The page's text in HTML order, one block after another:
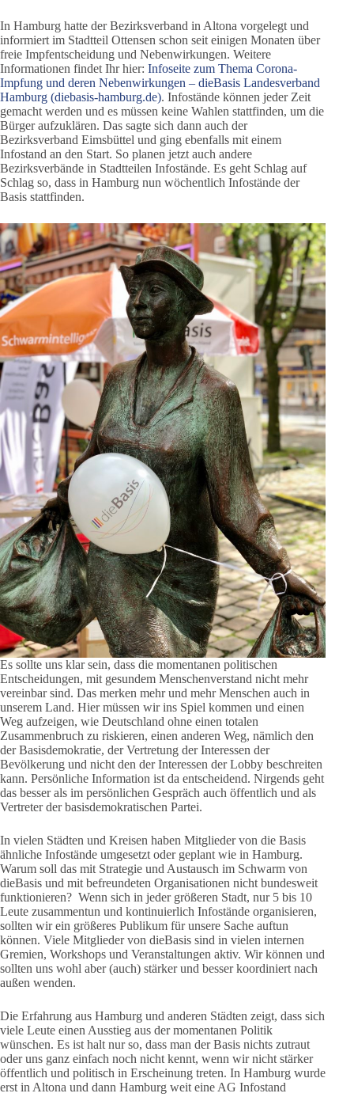
In Hamburg hatte der Bezirksverband in Altona vorgelegt und
informiert im Stadtteil Ottensen schon seit einigen Monaten über
freie Impfentscheidung und Nebenwirkungen. Weitere
Informationen findet Ihr hier: Infoseite zum Thema Corona-
Impfung und deren Nebenwirkungen – dieBasis Landesverband
Hamburg (diebasis-hamburg.de). Infostände können jeder Zeit
gemacht werden und es müssen keine Wahlen stattfinden, um die
Bürger aufzuklären. Das sagte sich dann auch der
Bezirksverband Eimsbüttel und ging ebenfalls mit einem
Infostand an den Start. So planen jetzt auch andere
Bezirksverbände in Stadtteilen Infostände. Es geht Schlag auf
Schlag so, dass in Hamburg nun wöchentlich Infostände der
Basis stattfinden.
Es sollte uns klar sein, dass die momentanen politischen
Entscheidungen, mit gesundem Menschenverstand nicht mehr
vereinbar sind. Das merken mehr und mehr Menschen auch in
unserem Land. Hier müssen wir ins Spiel kommen und einen
Weg aufzeigen, wie Deutschland ohne einen totalen
Zusammenbruch zu riskieren, einen anderen Weg, nämlich den
der Basisdemokratie, der Vertretung der Interessen der
Bevölkerung und nicht den der Interessen der Lobby beschreiten
kann. Persönliche Information ist da entscheidend. Nirgends geht
das besser als im persönlichen Gespräch auch öffentlich und als
Vertreter der basisdemokratischen Partei.
In vielen Städten und Kreisen haben Mitglieder von die Basis
ähnliche Infostände umgesetzt oder geplant wie in Hamburg.
Warum soll das mit Strategie und Austausch im Schwarm von
dieBasis und mit befreundeten Organisationen nicht bundesweit
funktionieren? Wenn sich in jeder größeren Stadt, nur 5 bis 10
Leute zusammentun und kontinuierlich Infostände organisieren,
sollten wir ein größeres Publikum für unsere Sache auftun
können. Viele Mitglieder von dieBasis sind in vielen internen
Gremien, Workshops und Veranstaltungen aktiv. Wir können und
sollten uns wohl aber (auch) stärker und besser koordiniert nach
außen wenden.
Die Erfahrung aus Hamburg und anderen Städten zeigt, dass sich
viele Leute einen Ausstieg aus der momentanen Politik
wünschen. Es ist halt nur so, dass man der Basis nichts zutraut
oder uns ganz einfach noch nicht kennt, wenn wir nicht stärker
öffentlich und politisch in Erscheinung treten. In Hamburg wurde
erst in Altona und dann Hamburg weit eine AG Infostand